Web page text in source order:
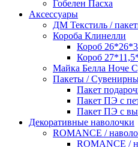
Гобелен Пасха
Аксессуары
ДМ Текстиль /
Короба Клинелли
Короб 26*26*3
Короб
Майка Белла Ноче
Пакеты /
Пакет
Пакет ПЭ с
Пакет ПЭ с
Декоративные наволочки
ROMANCE /
ROMANCE /